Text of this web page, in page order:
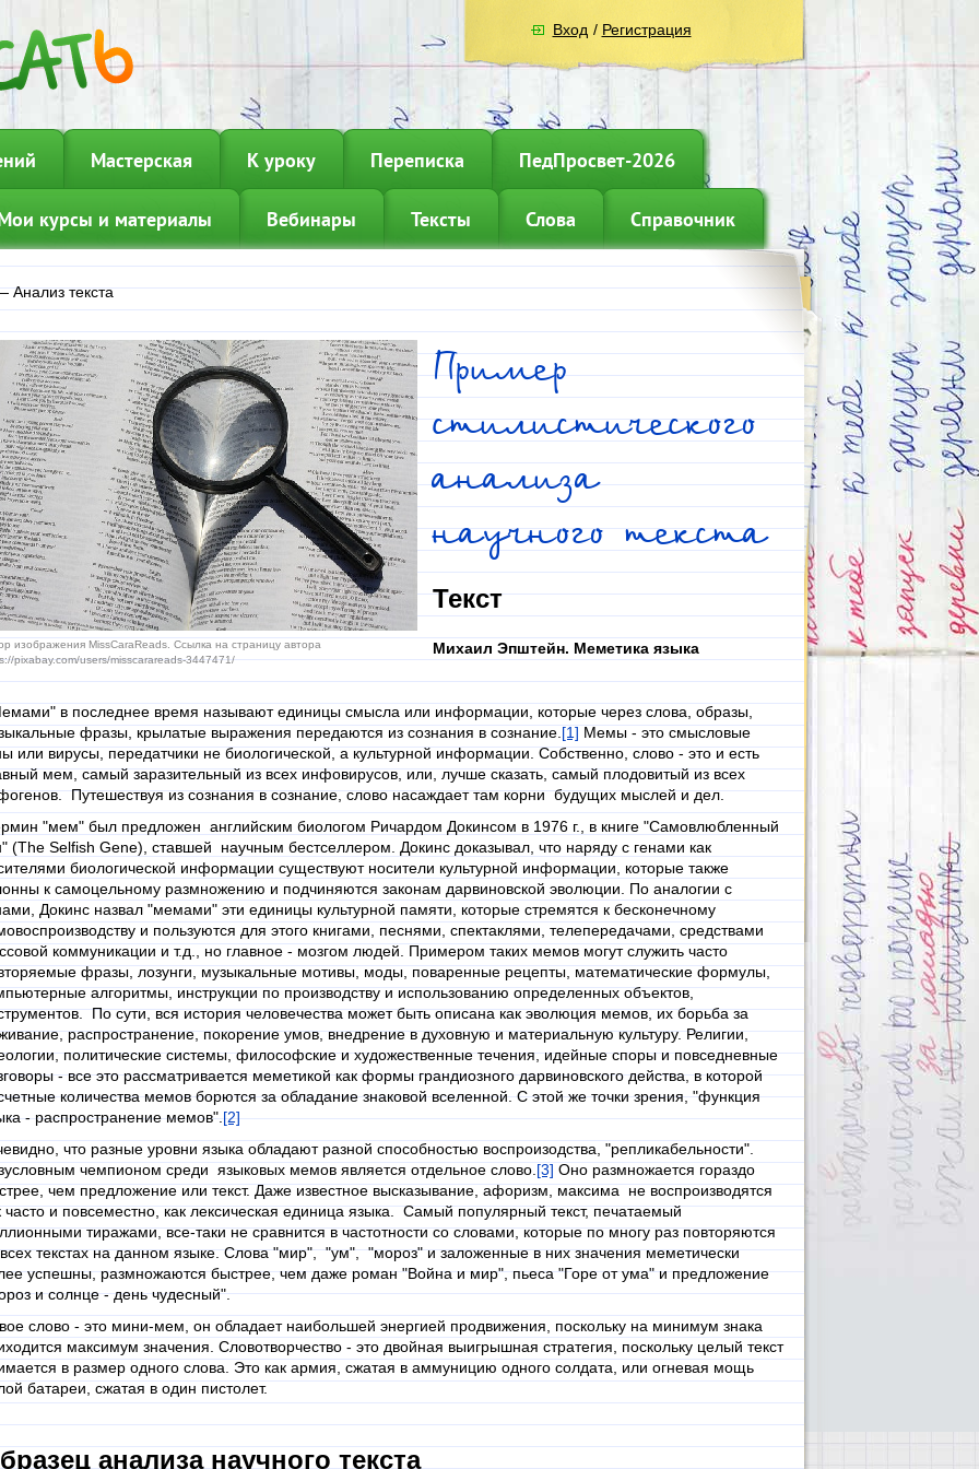
Вход / Регистрация
Мастерская К уроку Переписка ПедПросвет-2026
курсы и материалы Вебинары Тексты Слова Справочник
Анализ текста
изображения MissCaraReads. Ссылка на страницу автора
pixabay.com/users/misscarareads-3447471/
Пример
стилистического
анализа
научного текста
Текст
Михаил Эпштейн. Меметика языка
в последнее время называют единицы смысла или информации, которые через слова, образы,
фразы, крылатые выражения передаются из сознания в сознание. [1] Мемы - это смысловые
или вирусы, передатчики не биологической, а культурной информации. Собственно, слово - это и есть
мем, самый заразительный из всех инфовирусов, или, лучше сказать, самый плодовитый из всех
Путешествуя из сознания в сознание, слово насаждает там корни будущих мыслей и дел.
"мем" был предложен английским биологом Ричардом Докинсом в 1976 г., в книге "Самовлюбленный
(The Selfish Gene), ставшей научным бестселлером. Докинс доказывал, что наряду с генами как
биологической информации существуют носители культурной информации, которые также
к самоцельному размножению и подчиняются законам дарвиновской эволюции. По аналогии с
Докинс назвал "мемами" эти единицы культурной памяти, которые стремятся к бесконечному
и пользуются для этого книгами, песнями, спектаклями, телепередачами, средствами
коммуникации и т.д., но главное - мозгом людей. Примером таких мемов могут служить часто
фразы, лозунги, музыкальные мотивы, моды, поваренные рецепты, математические формулы,
алгоритмы, инструкции по производству и использованию определенных объектов,
По сути, вся история человечества может быть описана как эволюция мемов, их борьба за
распространение, покорение умов, внедрение в духовную и материальную культуру. Религии,
политические системы, философские и художественные течения, идейные споры и повседневные
- все это рассматривается меметикой как формы грандиозного дарвиновского действа, в которой
количества мемов борются за обладание знаковой вселенной. С этой же точки зрения, "функция
- распространение мемов".[2]
что разные уровни языка обладают разной способностью воспроизодства, "репликабельности".
чемпионом среди языковых мемов является отдельное слово. [3] Оно размножается гораздо
чем предложение или текст. Даже известное высказывание, афоризм, максима не воспроизводятся
часто и повсеместно, как лексическая единица языка. Самый популярный текст, печатаемый
тиражами, все-таки не сравнится в частотности со словами, которые по многу раз повторяются
текстах на данном языке. Слова "мир", "ум", "мороз" и заложенные в них значения меметически
успешны, размножаются быстрее, чем даже роман "Война и мир", пьеса "Горе от ума" и предложение
и солнце - день чудесный".
слово - это мини-мем, он обладает наибольшей энергией продвижения, поскольку на минимум знака
максимум значения. Словотворчество - это двойная выигрышная стратегия, поскольку целый текст
в размер одного слова. Это как армия, сжатая в аммуницию одного солдата, или огневая мощь
батареи, сжатая в один пистолет.
анализа научного текста